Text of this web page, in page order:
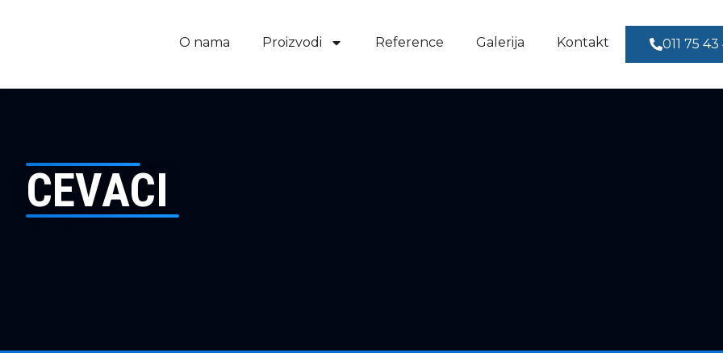
O nama Proizvodi Reference Galerija Kontakt 011 75
CEVACI